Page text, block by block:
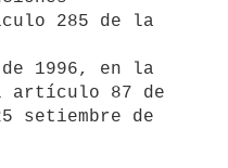
285 de la
1996, en la
artículo 87 de
setiembre de